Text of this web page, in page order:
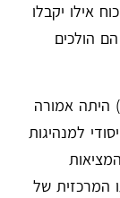
אילו יקבלו
הולכים
היתה אמורה
למנהיגות
המרכזית של